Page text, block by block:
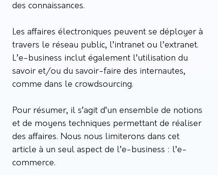
des connaissances.
Les affaires électroniques peuvent se déployer à
travers le réseau public, l’intranet ou l’extranet.
L’e-business inclut également l’utilisation du
savoir et/ou du savoir-faire des internautes,
comme dans le crowdsourcing.
Pour résumer, il s’agit d’un ensemble de notions
et de moyens techniques permettant de réaliser
des affaires. Nous nous limiterons dans cet
article à un seul aspect de l’e-business : l’e-
commerce.